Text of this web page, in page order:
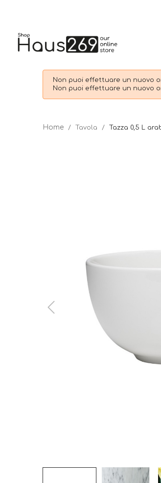
Non puoi effettuare un nuovo
Non puoi effettuare un nuovo
Tavola Tazza 0,5 L